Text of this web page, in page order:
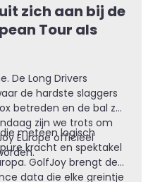
zich aan bij de
Tour als
De Long Drivers
de hardste slaggers
betreden en de bal zo
zijn we trots om
Europe officieel
meteen logisch
kracht en spektakel
GolfJoy brengt de
data die elke greintje